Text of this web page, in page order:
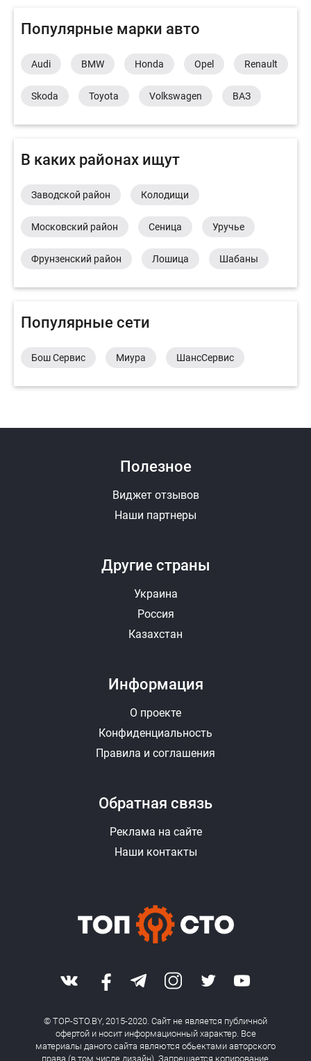
Популярные марки авто
Audi BMW Honda Opel Renault
Skoda Toyota Volkswagen ВАЗ
В каких районах ищут
Заводской район Колодищи
Московский район Сеница Уручье
Фрунзенский район Лошица Шабаны
Популярные сети
Бош Сервис Миура ШансСервис
Другие страны
Украина
Россия
Казахстан
Полезное
Виджет отзывов
Наши партнеры
Информация
О проекте
Конфиденциальность
Правила и соглашения
Обратная связь
Реклама на сайте
Наши контакты
© TOP-STO.BY, 2015-2020. Сайт не является публичной
офертой и носит информационный характер. Все
материалы даного сайта являются обьектами авторского
права (в том числе дизайн). Запрещается копирование,